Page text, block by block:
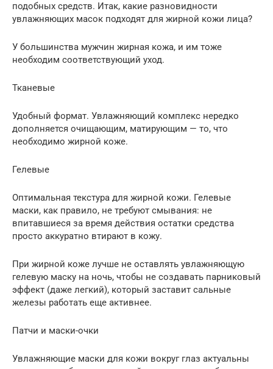
подобных средств. Итак, какие разновидности
увлажняющих масок подходят для жирной кожи лица?
У большинства мужчин жирная кожа, и им тоже
необходим соответствующий уход.
Тканевые
Удобный формат. Увлажняющий комплекс нередко
дополняется очищающим, матирующим — то, что
необходимо жирной коже.
Гелевые
Оптимальная текстура для жирной кожи. Гелевые
маски, как правило, не требуют смывания: не
впитавшиеся за время действия остатки средства
просто аккуратно втирают в кожу.
При жирной коже лучше не оставлять увлажняющую
гелевую маску на ночь, чтобы не создавать парниковый
эффект (даже легкий), который заставит сальные
железы работать еще активнее.
Патчи и маски-очки
Увлажняющие маски для кожи вокруг глаз актуальны